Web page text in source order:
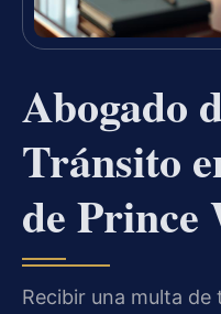
Abogado
Tránsito
de
Recibir una multa